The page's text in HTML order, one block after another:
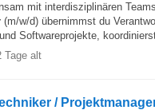
mit interdisziplinären
(m/w/d) übernimmst du
Softwareprojekte,
Tage alt
/